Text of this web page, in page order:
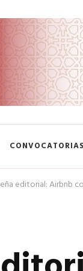
CONVOCATORIAS
editorial: Airbnb